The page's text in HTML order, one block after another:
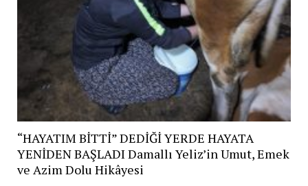
“HAYATIM BİTTİ” DEDİĞİ YERDE HAYATA
YENİDEN BAŞLADI Damallı Yeliz’in Umut, Emek
ve Azim Dolu Hikâyesi